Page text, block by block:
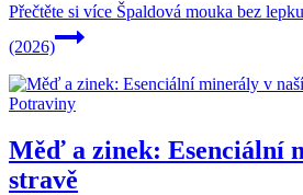
Přečtěte si více Špaldová mouka bez
(2026)
Potraviny
Měď a zinek: Esenciální
stravě